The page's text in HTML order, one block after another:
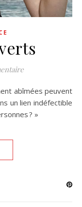
abîmées peuvent
un lien indéfectible
? »